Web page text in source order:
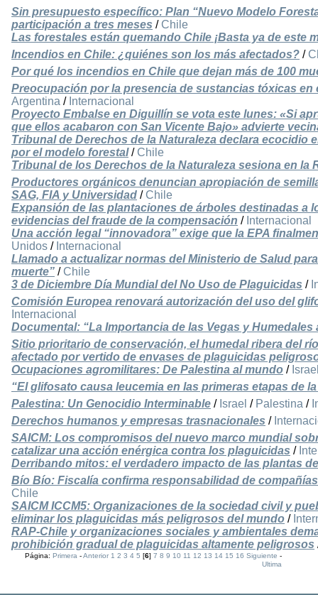
Sin presupuesto específico: Plan “Nuevo Modelo
participación a tres meses / Chile
Las forestales están quemando Chile ¡Basta ya de este
Incendios en Chile: ¿quiénes son los más afectados? /
Por qué los incendios en Chile que dejan más de 100
Preocupación por la presencia de sustancias tóxicas
Argentina / Internacional
Proyecto Embalse en Diguillín se vota este lunes: «Si
que ellos acabaron con San Vicente Bajo» advierte
Tribunal de Derechos de la Naturaleza declara ecocidio
por el modelo forestal/ Chile
Tribunal de los Derechos de la Naturaleza sesiona en la
Productores orgánicos denuncian apropiación de
SAG, FIA y Universidad / Chile
Expansión de las plantaciones de árboles destinadas a
evidencias del fraude de la compensación / Internacional
Una acción legal “innovadora” exige que la EPA
Unidos / Internacional
Llamado a actualizar normas del Ministerio de Salud
muerte” / Chile
3 de Diciembre Día Mundial del No Uso de Plaguicidas /
Comisión Europea renovará autorización del uso del
Internacional
Documental: “La Importancia de las Vegas y
Sitio prioritario de conservación, el humedal ribera del
afectado por vertido de envases de plaguicidas
Ocupaciones agromilitares: De Palestina al mundo /
“El glifosato causa leucemia en las primeras etapas de
Palestina: Un Genocidio Interminable / Israel / Palestina /
Derechos humanos y empresas trasnacionales /
SAICM: Los compromisos del nuevo marco mundial
catalizar una acción enérgica contra los plaguicidas /
Derribando mitos: el verdadero impacto de las plantas
Bío Bío: Fiscalía confirma responsabilidad de
Chile
SAICM ICCM5: Organizaciones de la sociedad civil y
eliminar los plaguicidas más peligrosos del mundo /
RAP-Chile y organizaciones sociales y ambientales
prohibición gradual de plaguicidas altamente peligrosos
Página:Primera -Anterior 1 2 3 4 5 [6]7 8 9 10 11 12 13 14 15 16 Siguiente -
Ultima